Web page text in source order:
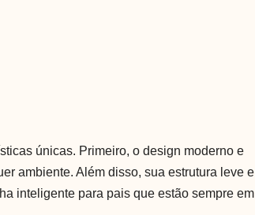
únicas. Primeiro, o design moderno e
ambiente. Além disso, sua estrutura leve e
inteligente para pais que estão sempre em